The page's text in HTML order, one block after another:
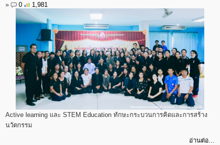
»
0 1,981
Active learning และ STEM Education ทักษะกระบวนการคิดและการสร้าง
นวัตกรรม
อ่านต่อ...